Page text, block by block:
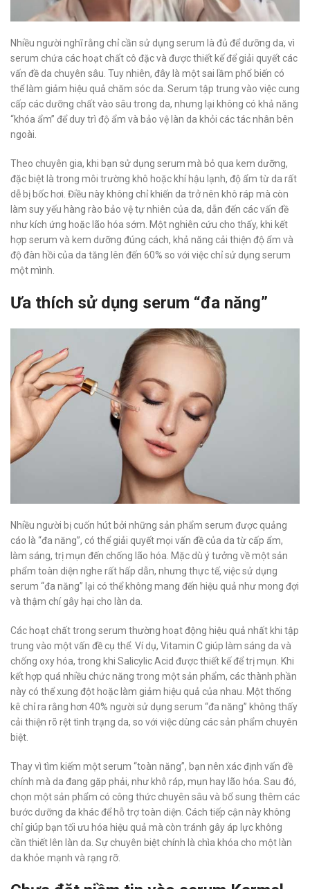
Nhiều người nghĩ rằng chỉ cần sử dụng serum là đủ để dưỡng da, vì
serum chứa các hoạt chất cô đặc và được thiết kế để giải quyết các
vấn đề da chuyên sâu. Tuy nhiên, đây là một sai lầm phổ biến có
thể làm giảm hiệu quả chăm sóc da. Serum tập trung vào việc cung
cấp các dưỡng chất vào sâu trong da, nhưng lại không có khả năng
“khóa ẩm” để duy trì độ ẩm và bảo vệ làn da khỏi các tác nhân bên
ngoài.
Theo chuyên gia, khi bạn sử dụng serum mà bỏ qua kem dưỡng,
đặc biệt là trong môi trường khô hoặc khí hậu lạnh, độ ẩm từ da rất
dễ bị bốc hơi. Điều này không chỉ khiến da trở nên khô ráp mà còn
làm suy yếu hàng rào bảo vệ tự nhiên của da, dẫn đến các vấn đề
như kích ứng hoặc lão hóa sớm. Một nghiên cứu cho thấy, khi kết
hợp serum và kem dưỡng đúng cách, khả năng cải thiện độ ẩm và
độ đàn hồi của da tăng lên đến 60% so với việc chỉ sử dụng serum
một mình.
Ưa thích sử dụng serum “đa năng”
Nhiều người bị cuốn hút bởi những sản phẩm serum được quảng
cáo là “đa năng”, có thể giải quyết mọi vấn đề của da từ cấp ẩm,
làm sáng, trị mụn đến chống lão hóa. Mặc dù ý tưởng về một sản
phẩm toàn diện nghe rất hấp dẫn, nhưng thực tế, việc sử dụng
serum “đa năng” lại có thể không mang đến hiệu quả như mong đợi
và thậm chí gây hại cho làn da.
Các hoạt chất trong serum thường hoạt động hiệu quả nhất khi tập
trung vào một vấn đề cụ thể. Ví dụ, Vitamin C giúp làm sáng da và
chống oxy hóa, trong khi Salicylic Acid được thiết kế để trị mụn. Khi
kết hợp quá nhiều chức năng trong một sản phẩm, các thành phần
này có thể xung đột hoặc làm giảm hiệu quả của nhau. Một thống
kê chỉ ra rằng hơn 40% người sử dụng serum “đa năng” không thấy
cải thiện rõ rệt tình trạng da, so với việc dùng các sản phẩm chuyên
biệt.
Thay vì tìm kiếm một serum “toàn năng”, bạn nên xác định vấn đề
chính mà da đang gặp phải, như khô ráp, mụn hay lão hóa. Sau đó,
chọn một sản phẩm có công thức chuyên sâu và bổ sung thêm các
bước dưỡng da khác để hỗ trợ toàn diện. Cách tiếp cận này không
chỉ giúp bạn tối ưu hóa hiệu quả mà còn tránh gây áp lực không
cần thiết lên làn da. Sự chuyên biệt chính là chìa khóa cho một làn
da khỏe mạnh và rạng rỡ.